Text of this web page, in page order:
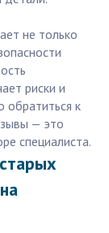
не только
риски и
обратиться к
— это
специалиста.